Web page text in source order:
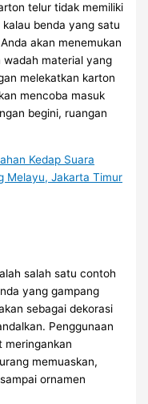
telur tidak memiliki
benda yang satu
akan menemukan
material yang
melekatkan karton
mencoba masuk
begini, ruangan
salah satu contoh
yang gampang
sebagai dekorasi
Penggunaan
meringankan
memuaskan,
ornamen